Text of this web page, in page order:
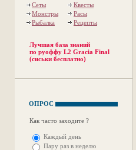
Сеты
Квесты
Монстры
Расы
Рыбалка
Рецепты
Лучшая база знаний
по руоффу L2 Gracia Final
(сиськи бесплатно)
ОПРОС
Как часто заходите ?
Каждый день
Пару раз в неделю